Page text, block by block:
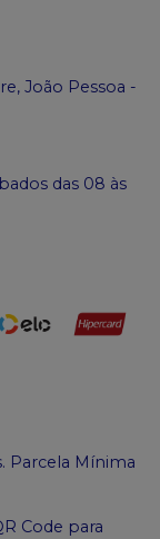
João Pessoa -
das 08 às
Parcela Mínima
Code para